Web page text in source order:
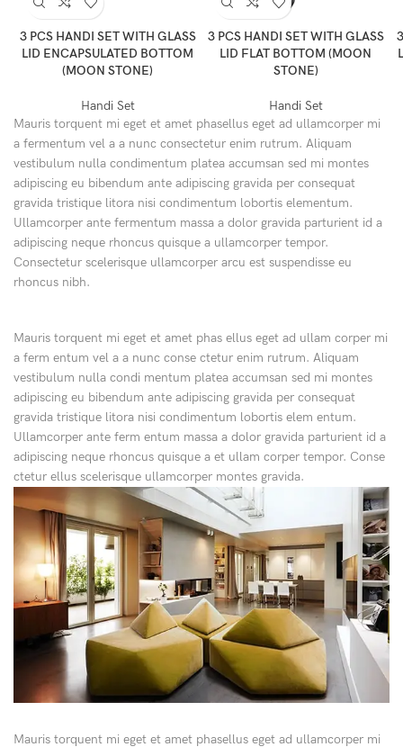
3 PCS HANDI SET WITH GLASS
LID ENCAPSULATED BOTTOM
(MOON STONE)
Handi Set
3 PCS HANDI SET WITH GLASS
LID FLAT BOTTOM (MOON
STONE)
Handi Set
Mauris torquent mi eget et amet phasellus eget ad ullamcorper mi
a fermentum vel a a nunc consectetur enim rutrum. Aliquam
vestibulum nulla condimentum platea accumsan sed mi montes
adipiscing eu bibendum ante adipiscing gravida per consequat
gravida tristique litora nisi condimentum lobortis elementum.
Ullamcorper ante fermentum massa a dolor gravida parturient id a
adipiscing neque rhoncus quisque a ullamcorper tempor.
Consectetur scelerisque ullamcorper arcu est suspendisse eu
rhoncus nibh.
Mauris torquent mi eget et amet phas ellus eget ad ullam corper mi
a ferm entum vel a a nunc conse ctetur enim rutrum. Aliquam
vestibulum nulla condi mentum platea accumsan sed mi montes
adipiscing eu bibendum ante adipiscing gravida per consequat
gravida tristique litora nisi condimentum lobortis elem entum.
Ullamcorper ante ferm entum massa a dolor gravida parturient id a
adipiscing neque rhoncus quisque a et ullam corper tempor. Conse
ctetur ellus scelerisque ullamcorper montes gravida.
Mauris torquent mi eget et amet phasellus eget ad ullamcorper mi